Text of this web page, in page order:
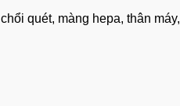
quét, màng hepa, thân máy,